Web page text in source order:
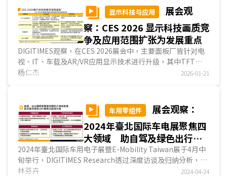
用...
显示科技与应用
展会观
察：CES 2026 显示科技画质竞
争及应用范围扩张为发展重点
DIGITIMES观察，在CES 2026展会中，主要面板厂皆针对电
视、IT、车载及AR/VR应用显示技术进行升级，其中TFT
LCD业者主要改良背光模塊结构，以提升色彩表现与对比值；
展重点，例如原仅用于电视用TFT LCD面板的低反射率表面
处理技术扩张至IT及车载应用；原仅用于手机、穿戴用
AMOLED面板的Hybrid架构、LTPO背板技术扩张至IT应用。
而在AR/VR用微型显示器方面，包括LCoS、Micro OLED及
Micro LED业者皆致力改善面板辉度、分辨率与色彩表现。
杨仁杰 2026-01-21
车用零组件
展会观察：
2024年臺北国际车电展聚焦四
大领域 助自驾及绿色出行服
务升级
2024年臺北国际车用电子展暨E-Mobility Taiwan展于4月中
旬举行，DIGITIMES Research透过深度访谈及归纳分析，此
次展览重点主要聚焦在四大领域发展，包括半导体、...
林芬卉 2024-04-24